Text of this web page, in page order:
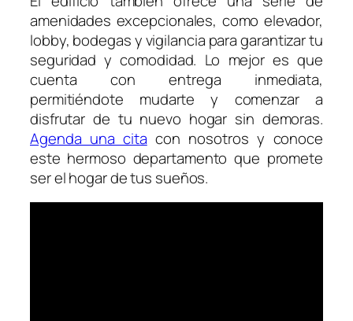
amenidades excepcionales, como elevador,
lobby, bodegas y vigilancia para garantizar tu
seguridad y comodidad. Lo mejor es que
cuenta con entrega inmediata,
permitiéndote mudarte y comenzar a
disfrutar de tu nuevo hogar sin demoras.
Agenda una cita con nosotros y conoce
este hermoso departamento que promete
ser el hogar de tus sueños.